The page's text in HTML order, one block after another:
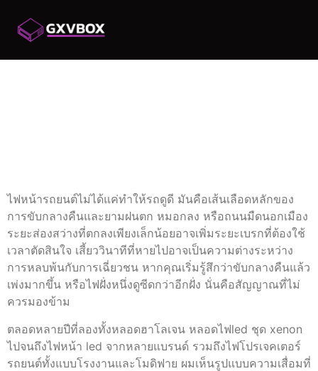
ไฟหน้ารถยนต์ไม่ได้แค่ทำให้รถดูดี มันคือเส้นเลือดหลักของ
การขับกลางคืนและยามฝนตก หมอกลง หรือถนนมืดนอกเมือง
ระยะส่องสว่างที่ตกลงเพียงเล็กน้อยอาจเพิ่มระยะเบรกที่ต้องใช้
เวลาตัดสินใจ เสี้ยววินาทีที่หายไปอาจเป็นความต่างระหว่าง
การหลบพ้นกับการเฉี่ยวชน หากคุณเริ่มรู้สึกว่าขับกลางคืนแล้ว
เพ่งมากขึ้น หรือไฟฝั่งหนึ่งดูซีดกว่าอีกฝั่ง นั่นคือสัญญาณที่ไม่
ควรมองข้าม
ตลอดหลายปีที่ลองทั้งหลอดฮาโลเจน หลอดไฟled ชุด xenon
ไปจนถึงไฟหน้า led จากหลายแบรนด์ รวมถึงไฟโปรเจคเตอร์
รถยนต์ทั้งแบบโรงงานและโมดิฟาย ผมเห็นรูปแบบความเสื่อมที่